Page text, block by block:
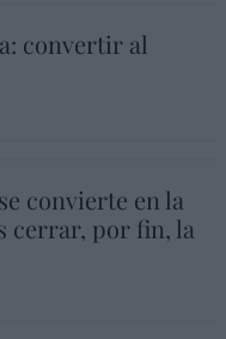
convertir al
convierte en la
cerrar, por fin, la